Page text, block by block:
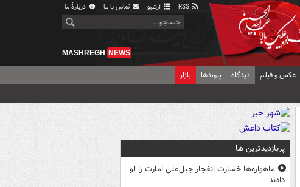
آرشیو تماس با ما دربارهٔ ما
MASHREGH NEWS
عکس و فیلم دیدگاه پیوندها بازار
پربازدیدترین ها
ماهواره‌ها خسارت انفجار جبل‌علی امارت را لو
دادند